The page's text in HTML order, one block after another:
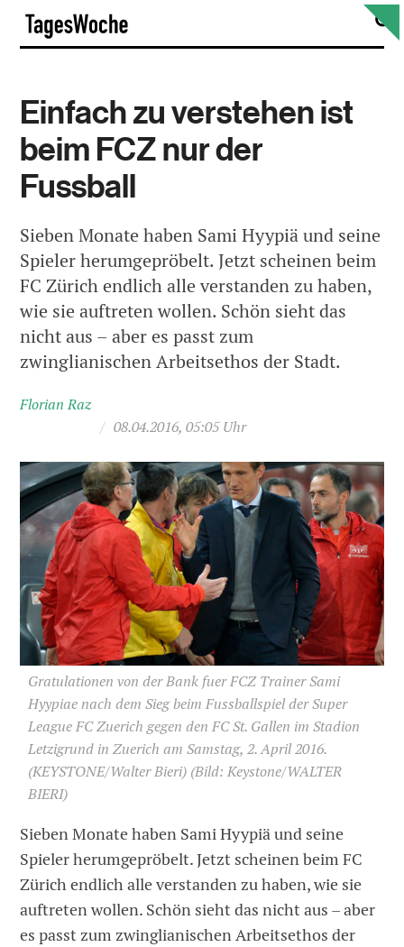
Skip
content
Einfach zu verstehen ist
beim FCZ nur der
Fussball
Sieben Monate haben Sami Hyypiä und seine
Spieler herumgepröbelt. Jetzt scheinen beim
FC Zürich endlich alle verstanden zu haben,
wie sie auftreten wollen. Schön sieht das
nicht aus – aber es passt zum
zwinglianischen Arbeitsethos der Stadt.
Florian Raz
/ 08.04.2016, 05:05 Uhr
Gratulationen von der Bank fuer FCZ Trainer Sami
Hyypiae nach dem Sieg beim Fussballspiel der Super
League FC Zuerich gegen den FC St. Gallen im Stadion
Letzigrund in Zuerich am Samstag, 2. April 2016.
(KEYSTONE/Walter Bieri) (Bild: Keystone/WALTER
BIERI)
Sieben Monate haben Sami Hyypiä und seine
Spieler herumgepröbelt. Jetzt scheinen beim FC
Zürich endlich alle verstanden zu haben, wie sie
auftreten wollen. Schön sieht das nicht aus – aber
es passt zum zwinglianischen Arbeitsethos der